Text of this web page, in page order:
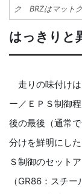
ク BRZはマット
はっきりと
走りの味付け
ー／ＥＰＳ制御
後の最後（通常
分けを鮮明にし
Ｓ制御のセット
（GR86：スチ